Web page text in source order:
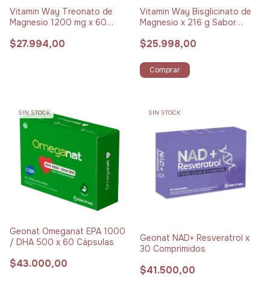
Vitamin Way Treonato de
Magnesio 1200 mg x 60
$27.994,00
Vitamin Way Bisglicinato de
Magnesio x 216 g Sabor
$25.998,00
Comprar
SIN STOCK
Geonat Omeganat EPA 1000
/ DHA 500 x 60 Cápsulas
$43.000,00
SIN STOCK
Geonat NAD+ Resveratrol x
30 Comprimidos
$41.500,00